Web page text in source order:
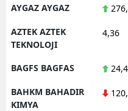
AYGAZ AYGAZ
AZTEK AZTEK
TEKNOLOJI
4,36
BAGFS BAGFAS
BAHKM BAHADIR
KIMYA